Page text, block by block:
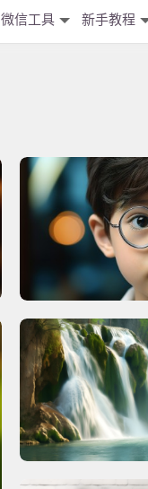
微信工具 新手教程